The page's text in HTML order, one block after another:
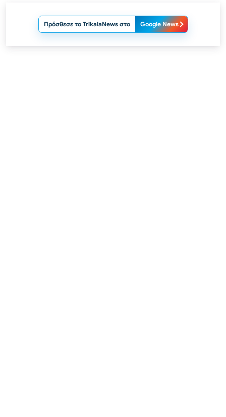
Πρόσθεσε το TrikalaNews στο Google News